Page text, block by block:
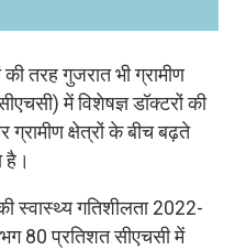
तरह गुजरात भी ग्रामीण
में विशेषज्ञ डॉक्टरों की
क्षेत्रों के बीच बढ़ते
है।
स्वास्थ्य गतिशीलता 2022-
80 प्रतिशत सीएचसी में